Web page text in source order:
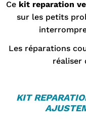
Ce kit reparation
sur les petits
Les réparations
réaliser
KIT